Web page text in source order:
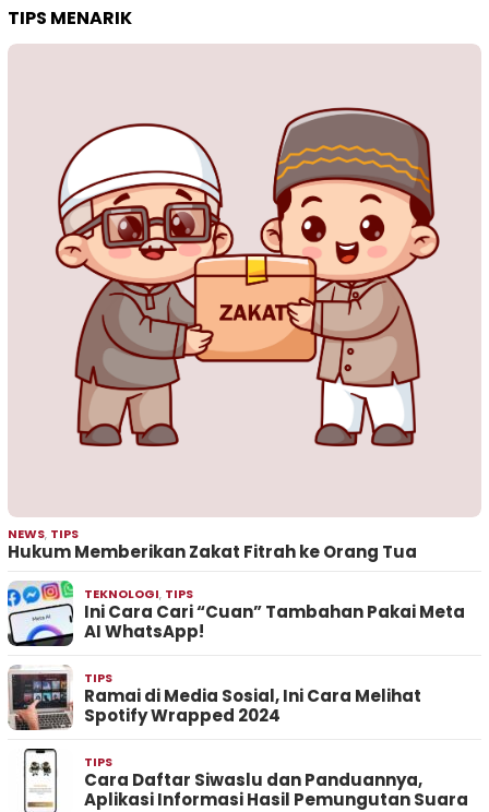
TIPS MENARIK
NEWS, TIPS
Hukum Memberikan Zakat Fitrah ke Orang Tua
TEKNOLOGI, TIPS
Ini Cara Cari “Cuan” Tambahan Pakai Meta
AI WhatsApp!
TIPS
Ramai di Media Sosial, Ini Cara Melihat
Spotify Wrapped 2024
TIPS
Cara Daftar Siwaslu dan Panduannya,
Aplikasi Informasi Hasil Pemungutan Suara